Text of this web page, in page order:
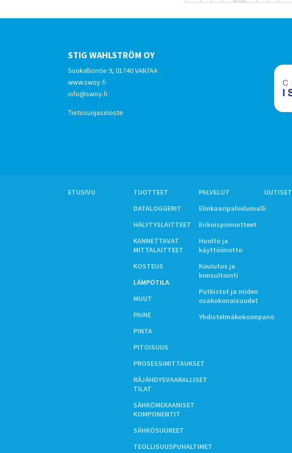
STIG WAHLSTRÖM OY
Suokalliontie 9, 01740 VANTAA
www.swoy.fi
info@swoy.fi
Tietosuojaseloste
ETUSIVU
TUOTTEET
DATALOGGERIT
HÄLYTYSLAITTEET
KANNETTAVAT
MITTALAITTEET
KOSTEUS
LÄMPÖTILA
MUUT
PAINE
PINTA
PITOISUUS
PROSESSIMITTAUKSET
RÄJÄHDYSVAARALLISET
TILAT
SÄHKÖMEKAANISET
KOMPONENTIT
SÄHKÖSUUREET
TEOLLISUUSPUHALTIMET
PALVELUT
Elinkaaripalvelumalli
Erikoispinnoitteet
Huolto ja
käyttöönotto
Koulutus ja
konsultointi
Putkistot ja niiden
osakokonaisuudet
Yhdistelmäkokoonpano
UUTISET